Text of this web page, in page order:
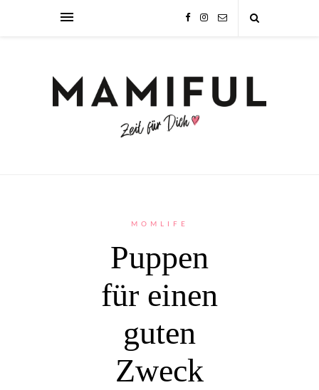
MOMLIFE
Puppen
für einen
guten
Zweck